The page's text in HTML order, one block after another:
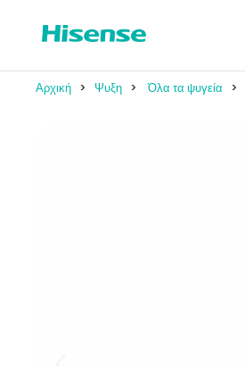
Αρχική Ψυξη Όλα τα ψυγεία